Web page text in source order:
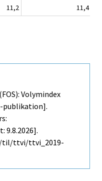
11,2 11,4
Volymindex
publikation].
9.8.2026].
ttvi/ttvi_2019-